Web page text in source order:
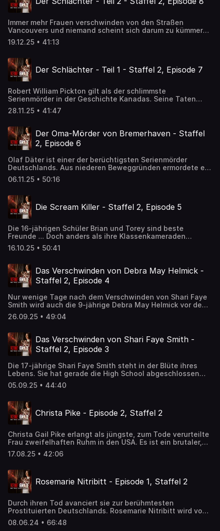
Immer mehr Frauen verschwinden von den Straßen
Vancouvers und niemand scheint sich darum zu kümmern.
Doch auch die vorherrschende Angst schützt nicht davor,
dass weitere Frauen dem Schlächter in die Hände fallen.
19.12.25 • 41:13
Der Schlächter - Teil 1 - Staffel 2, Episode 7
Robert William Pickton gilt als der schlimmste
Serienmörder in der Geschichte Kanadas. Seine Taten
beeinflussten zahlreiche Filme, Serien und Bücher. Eine
Geschichte über seelische Abgründe und menschliche
28.11.25 • 41:47
Der Oma-Mörder von Bremerhaven - Staffel
2, Episode 6
Olaf Däter ist einer der berüchtigsten Serienmörder
Deutschlands. Aus niederen Beweggründen ermordete er
fünf Frauen und verletzte eine weitere schwer. Eine
unglaubliche Geschichte zwischen Habgier und
06.11.25 • 50:16
Die Scream Killer - Staffel 2, Episode 5
Die 16-jährigen Schüler Brian und Torey sind beste
Freunde ... Doch anders als ihre Klassenkameraden
interessieren sie sich nicht für Sport, Dates oder Freunde
treffen, ihre Leidenschaft ist Mord.
16.10.25 • 50:41
Das Verschwinden von Debra May Helmick -
Staffel 2, Episode 4
Nur wenige Tage nach dem Verschwinden von Shari Faye
Smith wird auch die 9-jährige Debra May Helmick vor den
Augen ihres Vaters entführt. Die Polizei zweifelt nicht,
dass die beiden Fälle miteinander in Verbindung stehen.
Serienmörder wird nur dann aufhören zu morden, wenn er
aufgehalten wird.
26.09.25 • 49:04
Das Verschwinden von Shari Faye Smith -
Staffel 2, Episode 3
Die 17-jährige Shari Faye Smith steht in der Blüte ihres
Lebens. Sie hat gerade die High School abgeschlossen
und freut sich auf ihr Musikstudium am College. Am 31.
Mai verschwindet sie nach einer Poolparty und ihr
05.09.25 • 44:40
Christa Pike - Episode 2, Staffel 2
Christa Gail Pike erlangt als jüngste, zum Tode verurteilte
Frau zweifelhaften Ruhm in den USA. Es ist ein brutaler,
grausamer Mord, der zur Halterin eines traurigen Titels
macht.
17.08.25 • 42:06
Rosemarie Nitribitt - Episode 1, Staffel 2
Durch ihren Tod avanciert sie zur berühmtesten
Prostituierten Deutschlands. Rosemarie Nitribitt wird von
einem Unbekannten im Jahr 1957 erdrosselt. Zu den
Verdächtigen gehören namhafte Industrielle, Ärzte,
08.06.24 • 66:48